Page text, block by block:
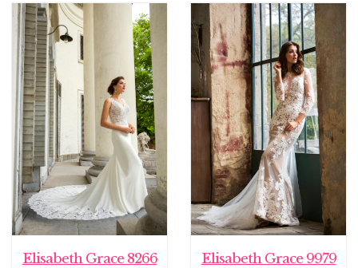
Elisabeth Grace 8266 Elisabeth Grace 9979